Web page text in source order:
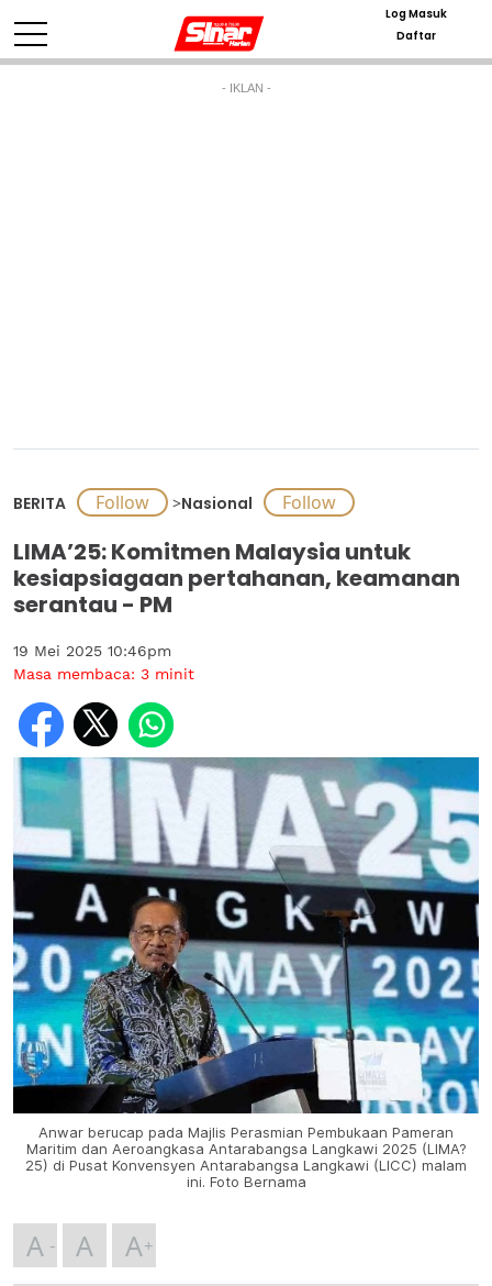
Log Masuk
Daftar
- IKLAN -
BERITA >Nasional
LIMA’25: Komitmen Malaysia untuk
kesiapsiagaan pertahanan, keamanan
serantau - PM
19 Mei 2025 10:46pm
Masa membaca: 3 minit
Anwar berucap pada Majlis Perasmian Pembukaan Pameran
Maritim dan Aeroangkasa Antarabangsa Langkawi 2025 (LIMA?
25) di Pusat Konvensyen Antarabangsa Langkawi (LICC) malam
ini. Foto Bernama
A A A